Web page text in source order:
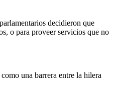
decidieron que
o para proveer servicios que no
una barrera entre la hilera